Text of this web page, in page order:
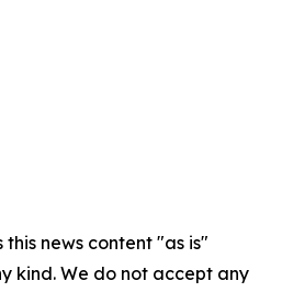
news content "as is"
kind. We do not accept any